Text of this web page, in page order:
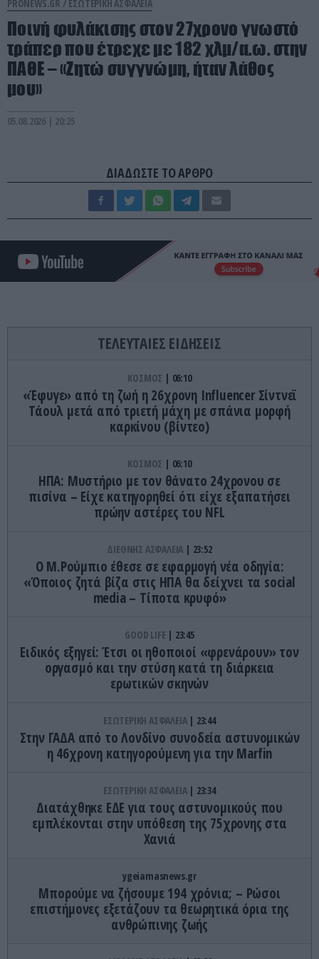
PRONEWS.GR / ΕΣΩΤΕΡΙΚΗ ΑΣΦΑΛΕΙΑ
Ποινή φυλάκισης στον 27χρονο γνωστό
τράπερ που έτρεχε με 182 χλμ/α.ω. στην
ΠΑΘΕ – «Ζητώ συγγνώμη, ήταν λάθος
μου»
05.08.2026 | 20:25
ΔΙΑΔΩΣΤΕ ΤΟ ΑΡΘΡΟ
ΤΕΛΕΥΤΑΙΕΣ ΕΙΔΗΣΕΙΣ
ΚΟΣΜΟΣ 06:10
«Έφυγε» από τη ζωή η 26χρονη Ιnfluencer Σίντνεϊ
Τάουλ μετά από τριετή μάχη με σπάνια μορφή
καρκίνου (βίντεο)
ΚΟΣΜΟΣ 06:10
ΗΠΑ: Mυστήριο με τον θάνατο 24χρονου σε
πισίνα – Είχε κατηγορηθεί ότι είχε εξαπατήσει
πρώην αστέρες του NFL
ΔΙΕΘΝΗΣ ΑΣΦΑΛΕΙΑ 23:52
Ο Μ.Ρούμπιο έθεσε σε εφαρμογή νέα οδηγία:
«Όποιος ζητά βίζα στις ΗΠΑ θα δείχνει τα social
media – Τίποτα κρυφό»
GOOD LIFE 23:45
Ειδικός εξηγεί: Έτσι οι ηθοποιοί «φρενάρουν» τον
οργασμό και την στύση κατά τη διάρκεια
ερωτικών σκηνών
ΕΣΩΤΕΡΙΚΗ ΑΣΦΑΛΕΙΑ 23:44
Στην ΓΑΔΑ από το Λονδίνο συνοδεία αστυνομικών
η 46χρονη κατηγορούμενη για την Marfin
ΕΣΩΤΕΡΙΚΗ ΑΣΦΑΛΕΙΑ 23:34
Διατάχθηκε ΕΔΕ για τους αστυνομικούς που
εμπλέκονται στην υπόθεση της 75χρονης στα
Χανιά
ygeiamasnews.gr
Μπορούμε να ζήσουμε 194 χρόνια; – Ρώσοι
επιστήμονες εξετάζουν τα θεωρητικά όρια της
ανθρώπινης ζωής